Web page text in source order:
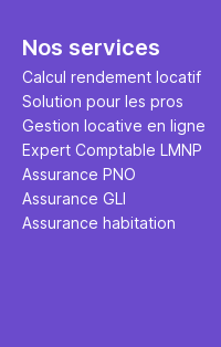
Nos services
Calcul rendement locatif
Solution pour les pros
Gestion locative en ligne
Expert Comptable LMNP
Assurance PNO
Assurance GLI
Assurance habitation